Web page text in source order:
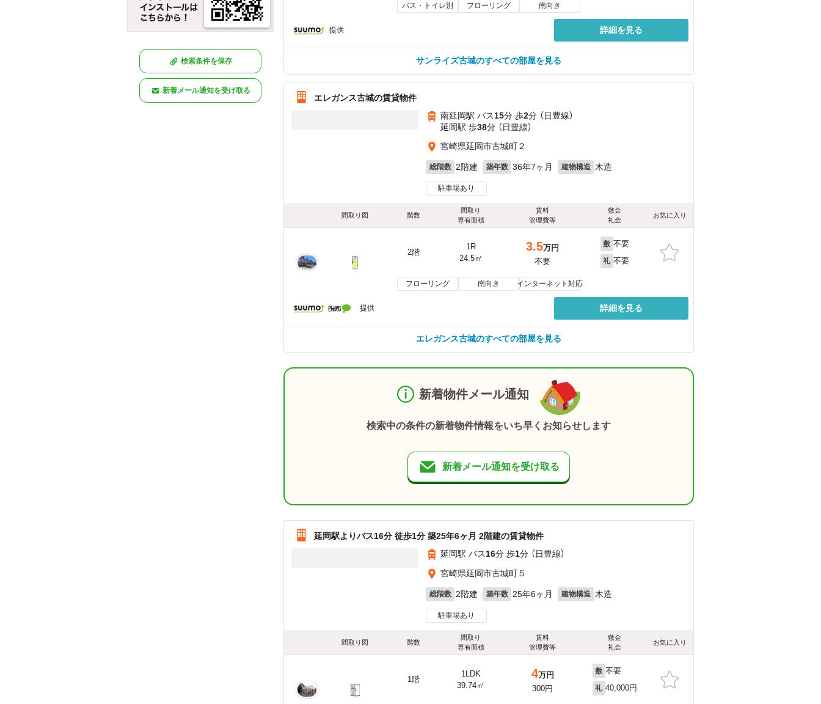
検索条件を保存
新着メール通知を受け取る
バス・トイレ別 フローリング 南向き
提供 詳細を見る
サンライズ古城のすべての部屋を見る
エレガンス古城の賃貸物件
南延岡駅 バス15分 歩2分 （日豊線）
延岡駅 歩38分 （日豊線）
宮崎県延岡市古城町２
総階数 2階建 築年数 36年7ヶ月 建物構造 木造
駐車場あり
間取り図 階数
間取り
専有面積
賃料
管理費等
敷金
礼金
お気に入り
2階
1R
24.5㎡
3.5万円
不要
敷 不要
礼 不要
フローリング 南向き インターネット対応
提供 詳細を見る
エレガンス古城のすべての部屋を見る
新着物件メール通知
検索中の条件の新着物件情報をいち早くお知らせします
新着メール通知を受け取る
延岡駅よりバス16分 徒歩1分 築25年6ヶ月 2階建の賃貸物件
延岡駅 バス16分 歩1分 （日豊線）
宮崎県延岡市古城町５
総階数 2階建 築年数 25年6ヶ月 建物構造 木造
駐車場あり
間取り図 階数
間取り
専有面積
賃料
管理費等
敷金
礼金
お気に入り
1階
1LDK
39.74㎡
4万円
300円
敷 不要
礼 40,000円